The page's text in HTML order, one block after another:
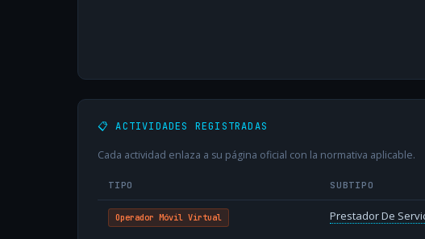
📋 ACTIVIDADES REGISTRADAS
Cada actividad enlaza a su página oficial con la normativa aplicable.
TIPO SUBTIPO
Operador Móvil Virtual Prestador De